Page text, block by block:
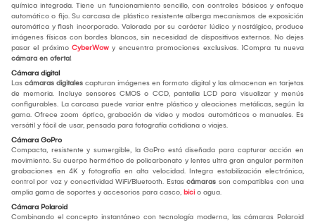
química integrada. Tiene un funcionamiento sencillo, con controles básicos y enfoque
automático o fijo. Su carcasa de plástico resistente alberga mecanismos de exposición
automática y flash incorporado. Valorada por su carácter lúdico y nostálgico, produce
imágenes físicas con bordes blancos, sin necesidad de dispositivos externos. No dejes
pasar el próximo CyberWow y encuentra promociones exclusivas. ¡Compra tu nueva
cámara en oferta!
Cámara digital
Las cámaras digitales capturan imágenes en formato digital y las almacenan en tarjetas
de memoria. Incluye sensores CMOS o CCD, pantalla LCD para visualizar y menús
configurables. La carcasa puede variar entre plástico y aleaciones metálicas, según la
gama. Ofrece zoom óptico, grabación de video y modos automáticos o manuales. Es
versátil y fácil de usar, pensada para fotografía cotidiana o viajes.
Cámara GoPro
Compacta, resistente y sumergible, la GoPro está diseñada para capturar acción en
movimiento. Su cuerpo hermético de policarbonato y lentes ultra gran angular permiten
grabaciones en 4K y fotografía en alta velocidad. Integra estabilización electrónica,
control por voz y conectividad WiFi/Bluetooth. Estas cámaras son compatibles con una
amplia gama de soportes y accesorios para casco, bicio agua.
Cámara Polaroid
Combinando el concepto instantáneo con tecnología moderna, las cámaras Polaroid